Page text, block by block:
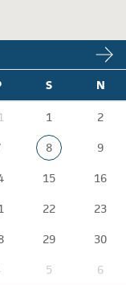
S N
1
2
8
9
15
16
22
23
29
30
5 6